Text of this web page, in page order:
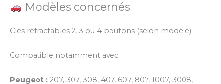
Modèles concernés
Clés rétractables 2, 3 ou 4 boutons (selon modèle)
Compatible notamment avec :
Peugeot : 207, 307, 308, 407, 607, 807, 1007, 3008,